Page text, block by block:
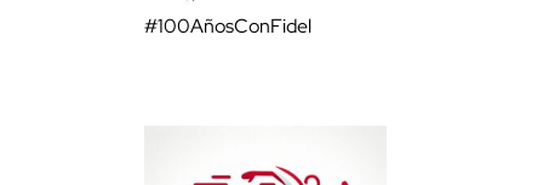
#100AñosConFidel